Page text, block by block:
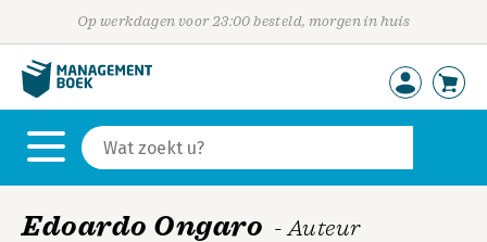
Op werkdagen voor 23:00 besteld, morgen in huis
Edoardo Ongaro - Auteur